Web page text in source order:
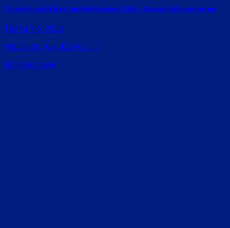
Chụp ảnh cưới kết hợp du lịch Phú Quốc 2026 – Concept biển sang trọng
Tháng 5 6, 2026
Phú Quốc, hòn đảo nổi [...]
Đã kiểm duyệt